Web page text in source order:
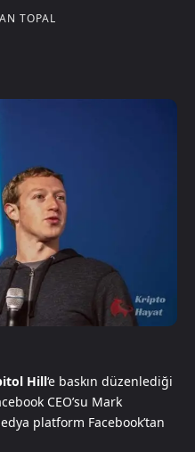
TOPAL
Hill‘e baskın düzenlediği
CEO’su Mark
platform Facebook’tan